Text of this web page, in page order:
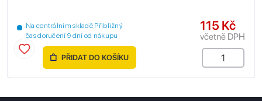
Na centrálním skladě Přibližný
čas doručení 9 dní od nákupu
115 Kč
včetně DPH
PŘIDAT DO KOŠÍKU